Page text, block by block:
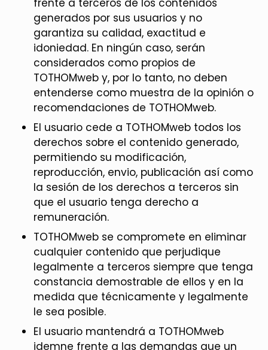
frente a terceros de los contenidos
generados por sus usuarios y no
garantiza su calidad, exactitud e
idoniedad. En ningún caso, serán
considerados como propios de
TOTHOMweb y, por lo tanto, no deben
entenderse como muestra de la opinión o
recomendaciones de TOTHOMweb.
El usuario cede a TOTHOMweb todos los
derechos sobre el contenido generado,
permitiendo su modificación,
reproducción, envio, publicación así como
la sesión de los derechos a terceros sin
que el usuario tenga derecho a
remuneración.
TOTHOMweb se compromete en eliminar
cualquier contenido que perjudique
legalmente a terceros siempre que tenga
constancia demostrable de ellos y en la
medida que técnicamente y legalmente
le sea posible.
El usuario mantendrá a TOTHOMweb
idemne frente a las demandas que un